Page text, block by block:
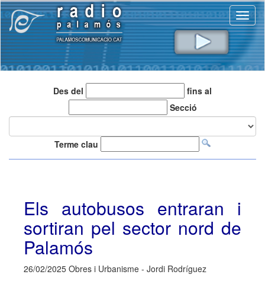
Des del
fins al
Secció
Terme clau
Els autobusos entraran i
sortiran pel sector nord de
Palamós
26/02/2025 Obres i Urbanisme - Jordi Rodríguez